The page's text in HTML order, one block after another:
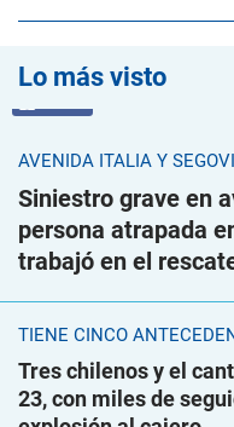
Lo más visto
AVENIDA ITALIA Y
Siniestro grave en
persona atrapada
trabajó en el
TIENE CINCO
Tres chilenos y el
23, con miles de